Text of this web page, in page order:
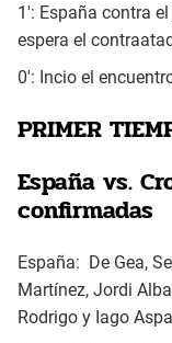
1': España contra
espera el
0': Incio el
PRIMER
España vs.
confirmadas
España: De Gea,
Martínez, Jordi
Rodrigo y Iago